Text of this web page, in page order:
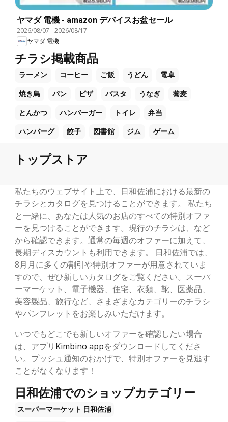
ヤマダ 電機 - amazon デバイスお盆セール
2026/08/07 -2026/08/17
ヤマダ 電機
チラシ掲載商品
ラーメン コーヒー ご飯 うどん 電卓
焼き鳥 パン ピザ パスタ うなぎ 蕎麦
とんかつ ハンバーガー トイレ 弁当
ハンバーグ 餃子 図書館 ジム ゲーム
トップストア
私たちのウェブサイト上で、日和佐浦における最新の
チラシとカタログを見つけることができます。 私たち
と一緒に、あなたは人気のお店のすべての特別オファ
ーを見つけることができます。現行のチラシは、など
から確認できます。通常の毎週のオファーに加えて、
長期ディスカウントも利用できます。 日和佐浦では、
8月月に多くの割引や特別オファーが用意されていま
すので、ぜひ新しいカタログをご覧ください。スーパ
ーマーケット、電子機器、住宅、衣類、靴、医薬品、
美容製品、旅行など、さまざまなカテゴリーのチラシ
やパンフレットをお楽しみいただけます。
いつでもどこでも新しいオファーを確認したい場合
は、アプリ Kimbino appをダウンロードしてくださ
い。プッシュ通知のおかげで、特別オファーを見逃す
ことがなくなります！
日和佐浦でのショップカテゴリー
スーパーマーケット 日和佐浦